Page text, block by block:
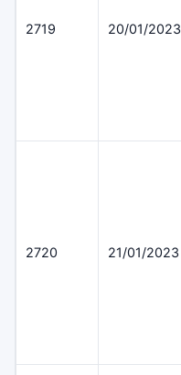
2719 20/01/2023
2720 21/01/2023